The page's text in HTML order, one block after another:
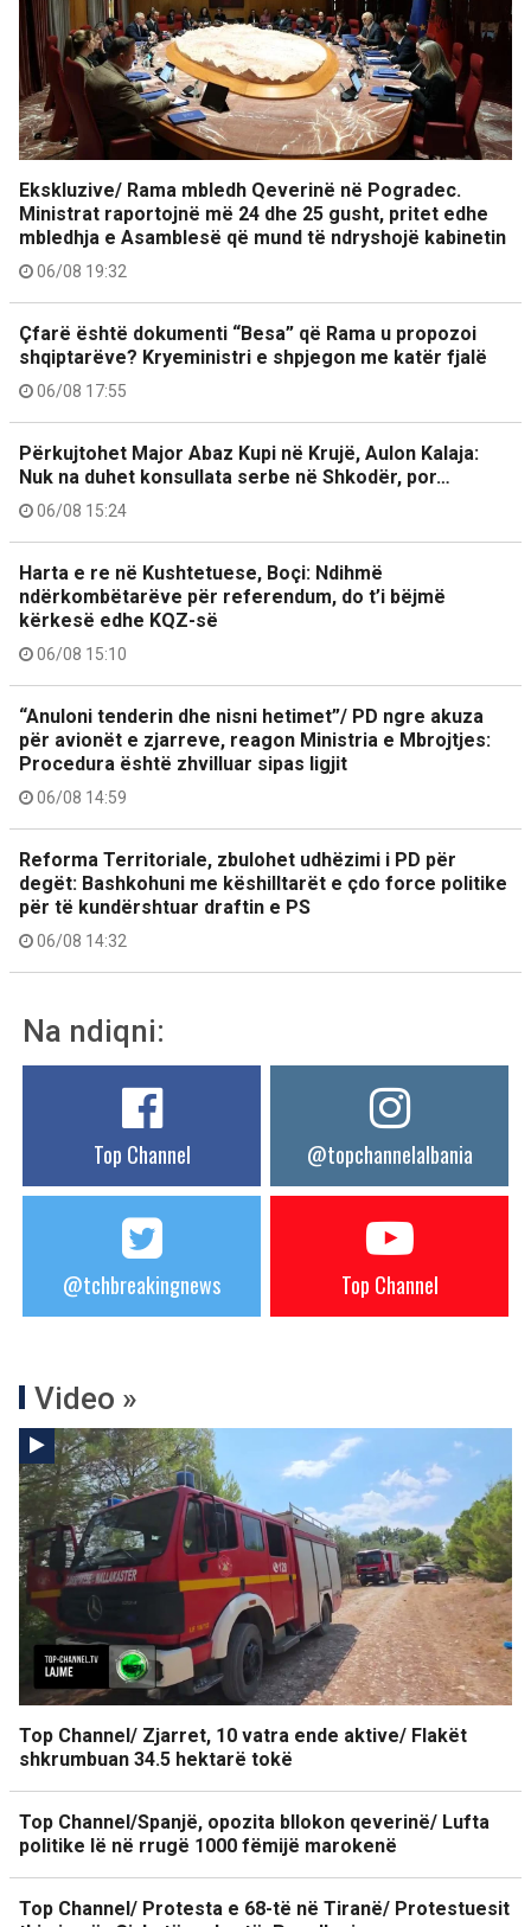
Ekskluzive/ Rama mbledh Qeverinë në Pogradec.
Ministrat raportojnë më 24 dhe 25 gusht, pritet edhe
mbledhja e Asamblesë që mund të ndryshojë kabinetin
06/08 19:32
Çfarë është dokumenti “Besa” që Rama u propozoi
shqiptarëve? Kryeministri e shpjegon me katër fjalë
06/08 17:55
Përkujtohet Major Abaz Kupi në Krujë, Aulon Kalaja:
Nuk na duhet konsullata serbe në Shkodër, por…
06/08 15:24
Harta e re në Kushtetuese, Boçi: Ndihmë
ndërkombëtarëve për referendum, do t’i bëjmë
kërkesë edhe KQZ-së
06/08 15:10
“Anuloni tenderin dhe nisni hetimet”/ PD ngre akuza
për avionët e zjarreve, reagon Ministria e Mbrojtjes:
Procedura është zhvilluar sipas ligjit
06/08 14:59
Reforma Territoriale, zbulohet udhëzimi i PD për
degët: Bashkohuni me këshilltarët e çdo force politike
për të kundërshtuar draftin e PS
06/08 14:32
Na ndiqni:
Top Channel @topchannelalbania
@tchbreakingnews Top Channel
Video »
Top Channel/ Zjarret, 10 vatra ende aktive/ Flakët
shkrumbuan 34.5 hektarë tokë
Top Channel/Spanjë, opozita bllokon qeverinë/ Lufta
politike lë në rrugë 1000 fëmijë marokenë
Top Channel/ Protesta e 68-të në Tiranë/ Protestuesit